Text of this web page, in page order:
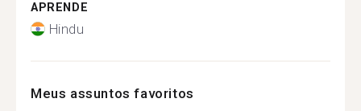
APRENDE
Hindu
Meus assuntos favoritos